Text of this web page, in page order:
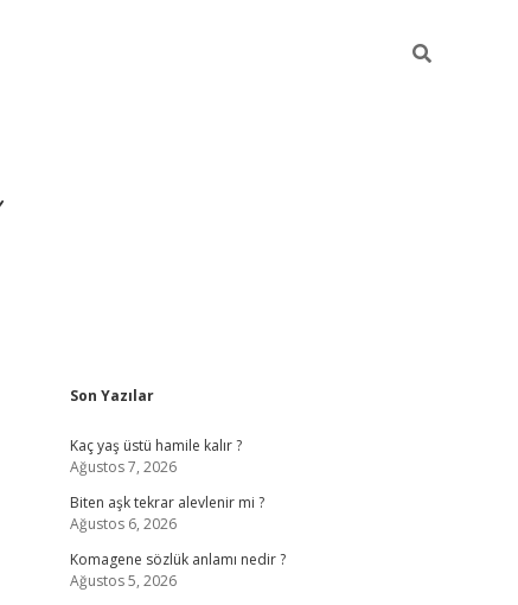
Sidebar
Son Yazılar
Kaç yaş üstü hamile kalır ?
Ağustos 7, 2026
Biten aşk tekrar alevlenir mi ?
Ağustos 6, 2026
Komagene sözlük anlamı nedir ?
Ağustos 5, 2026